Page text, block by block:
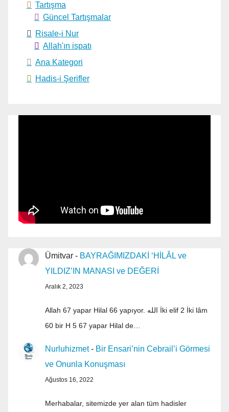
Tartışma
Güncel Tartışmalar
Risale-i Nur
Allah'ın ispatı
Ana Kategori
Hadis-i Şerifler
Ümitvar - BAYRAĞIMIZDAKİ ‘HİLÂL ve
YILDIZ’IN MANASI ve DEĞERİ
Aralık 2, 2023
Allah 67 yapar Hilal 66 yapıyor. الله İki elif 2 İki lâm
60 bir H 5 67 yapar Hilal de…
Nurluhizmet- Bir Ensari’nin Cebrail’i Görmesi
ve Onunla Konuşması
Ağustos 16, 2022
Merhabalar, sitemizde yer alan tüm hadisler